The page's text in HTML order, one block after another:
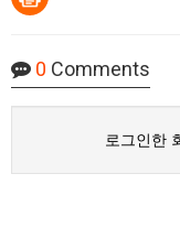
0 Comments
로그인한